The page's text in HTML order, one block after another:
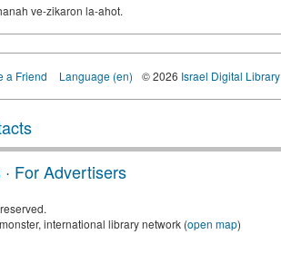
ve-zikaron la-ahot.
a Friend Language (en) © 2026 Israel Digital Library
· For Advertisers
international library network (open map)